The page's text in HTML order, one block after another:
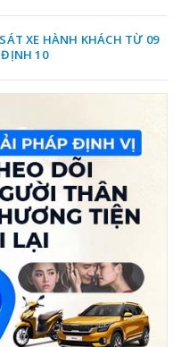
XE HÀNH KHÁCH TỪ 09
ĐỊNH 10